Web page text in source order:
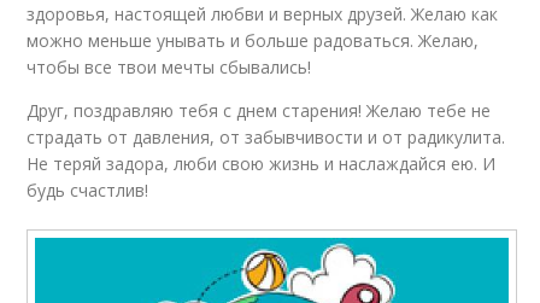
здоровья, настоящей любви и верных друзей. Желаю как
можно меньше унывать и больше радоваться. Желаю,
чтобы все твои мечты сбывались!
Друг, поздравляю тебя с днем старения! Желаю тебе не
страдать от давления, от забывчивости и от радикулита.
Не теряй задора, люби свою жизнь и наслаждайся ею. И
будь счастлив!